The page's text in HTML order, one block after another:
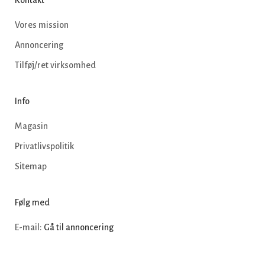
Vores mission
Annoncering
Tilføj/ret virksomhed
Info
Magasin
Privatlivspolitik
Sitemap
Følg med
E-mail: Gå til annoncering